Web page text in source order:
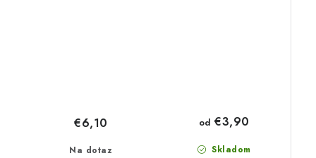
Na dotaz
€6,10
Skladom
od €3,90